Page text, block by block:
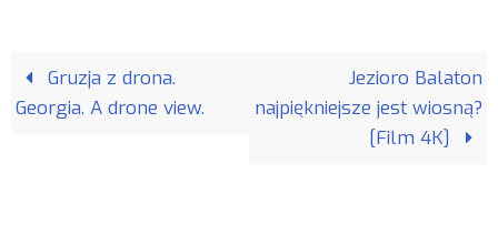
Gruzja z drona.
Georgia. A drone view.
Jezioro Balaton
najpiękniejsze jest wiosną?
[Film 4K]